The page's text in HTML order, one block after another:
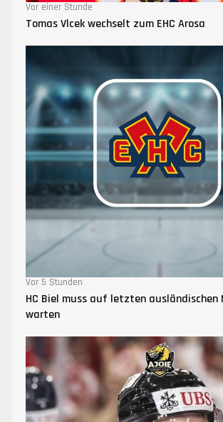
Vor einer Stunde
Tomas Vlcek wechselt zum EHC Arosa
Vor 5 Stunden
HC Biel muss auf letzten ausländischen
warten